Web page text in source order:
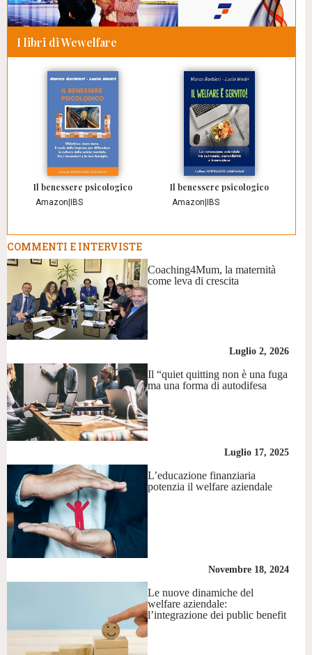
I libri di Wewelfare
Il benessere psicologico
Amazon IBS
Il benessere psicologico
Amazon IBS
COMMENTI E INTERVISTE
Coaching4Mum, la maternità
come leva di crescita
Luglio 2, 2026
Il “quiet quitting non è una fuga
ma una forma di autodifesa
Luglio 17, 2025
L’educazione finanziaria
potenzia il welfare aziendale
Novembre 18, 2024
Le nuove dinamiche del
welfare aziendale:
l’integrazione dei public benefit